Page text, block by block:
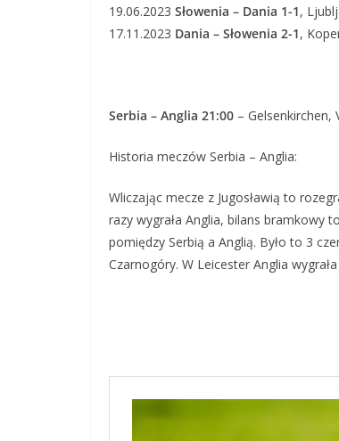
19.06.2023 Słowenia – Dania 1-1,
17.11.2023 Dania – Słowenia 2-1,
Serbia – Anglia 21:00 – Gelsenkirchen,
Historia meczów Serbia – Anglia:
Wliczając mecze z Jugosławią to
razy wygrała Anglia, bilans bramkowy
pomiędzy Serbią a Anglią. Było to 3
Czarnogóry. W Leicester Anglia